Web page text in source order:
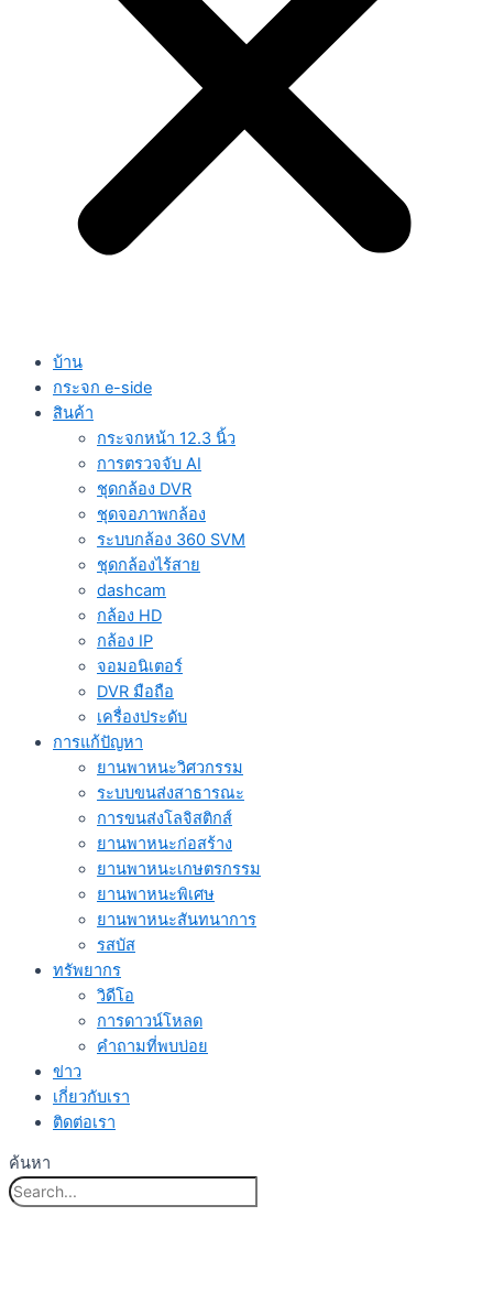
บ้าน
กระจก e-side
สินค้า
กระจกหน้า 12.3 นิ้ว
การตรวจจับ AI
ชุดกล้อง DVR
ชุดจอภาพกล้อง
ระบบกล้อง 360 SVM
ชุดกล้องไร้สาย
dashcam
กล้อง HD
กล้อง IP
จอมอนิเตอร์
DVR มือถือ
เครื่องประดับ
การแก้ปัญหา
ยานพาหนะวิศวกรรม
ระบบขนส่งสาธารณะ
การขนส่งโลจิสติกส์
ยานพาหนะก่อสร้าง
ยานพาหนะเกษตรกรรม
ยานพาหนะพิเศษ
ยานพาหนะสันทนาการ
รสบัส
ทรัพยากร
วิดีโอ
การดาวน์โหลด
คำถามที่พบบ่อย
ข่าว
เกี่ยวกับเรา
ติดต่อเรา
ค้นหา